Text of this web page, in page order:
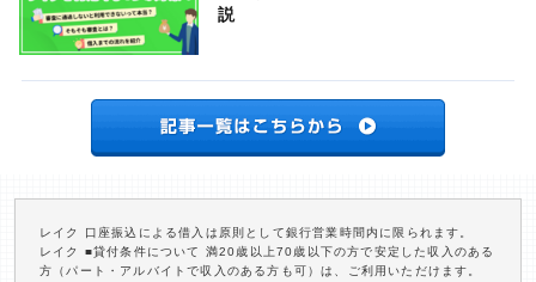
説
レイク 口座振込による借入は原則として銀行営業時間内に限られます。
レイク ■貸付条件について 満20歳以上70歳以下の方で安定した収入のある
方（パート・アルバイトで収入のある方も可）は、ご利用いただけます。